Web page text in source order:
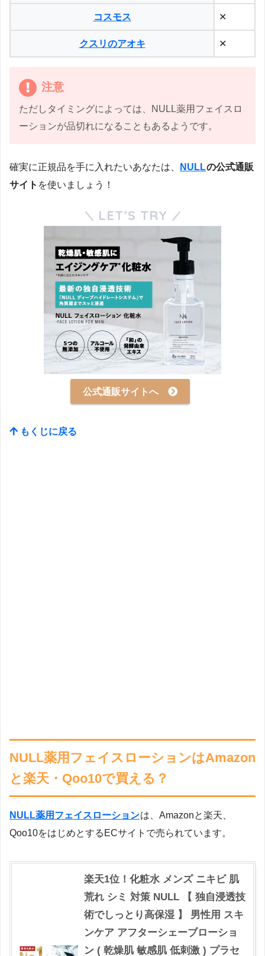
コスモス ✕
クスリのアオキ ✕
注意
ただしタイミングによっては、NULL薬用フェイスロ
ーションが品切れになることもあるようです。
確実に正規品を手に入れたいあなたは、 NULLの公式通販
サイト を使いましょう！
LET’S TRY
公式通販サイトへ
もくじに戻る
NULL薬用フェイスローションはAmazon
と楽天・Qoo10で買える？
NULL薬用フェイスローションは、Amazonと楽天、
Qoo10をはじめとするECサイトで売られています。
楽天1位！化粧水 メンズ ニキビ 肌
荒れ シミ 対策 NULL 【 独自浸透技
術でしっとり高保湿 】 男性用 スキ
ンケア アフターシェーブローショ
ン ( 乾燥肌 敏感肌 低刺激 ) プラセ